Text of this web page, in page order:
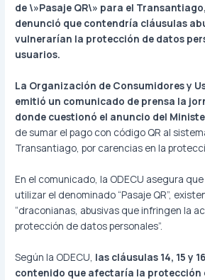
de \»Pasaje QR\» para el
denunció que contendría cláusulas
vulnerarían la protección de datos
usuarios.
La Organización de Consumidores y
emitió un comunicado de prensa la
donde cuestionó el anuncio del
de sumar el pago con código QR al
Transantiago, por carencias en la
En el comunicado, la ODECU asegura
utilizar el denominado “Pasaje QR”,
“draconianas, abusivas que infringen la
protección de datos personales”.
Según la ODECU, las cláusulas 14, 15 y
contenido que afectaría la protección